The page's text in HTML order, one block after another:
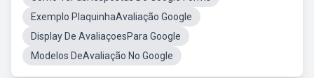
Exemplo PlaquinhaAvaliação Google
Display De AvaliaçoesPara Google
Modelos DeAvaliação No Google